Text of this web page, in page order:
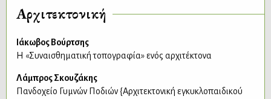
Αρχιτεκτονική
Ιάκωβος Βούρτσης
Η «Συναισθηματική τοπογραφία» ενός αρχιτέκτονα
Λάμπρος Σκουζάκης
Πανδοχείο Γυμνών Ποδιών {Αρχιτεκτονική εγκυκλοπαιδικού